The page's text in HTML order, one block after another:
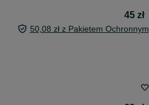
45 zł
50,08 zł z Pakietem Ochronnym